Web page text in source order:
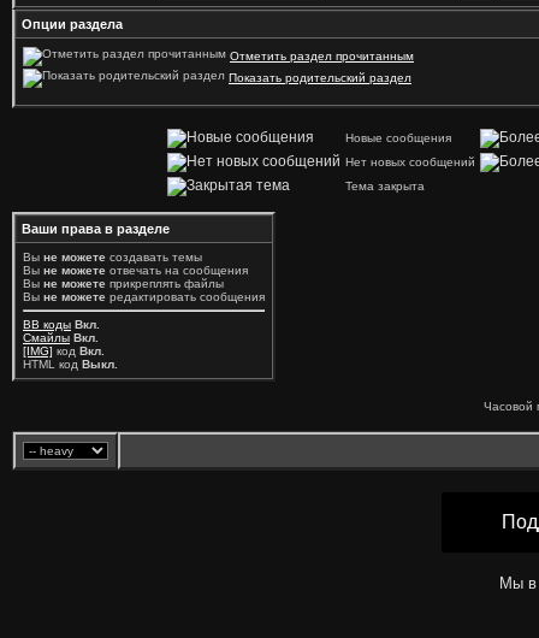
Опции раздела
Отметить раздел прочитанным
Показать родительский раздел
Новые сообщения
Нет новых сообщений
Тема закрыта
Ваши права в разделе
Вы не можете создавать темы
Вы не можете отвечать на сообщения
Вы не можете прикреплять файлы
Вы не можете редактировать сообщения
BB коды Вкл.
Смайлы Вкл.
[IMG] код Вкл.
HTML код Выкл.
Часовой
Мы в